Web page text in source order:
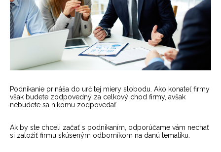
Podnikanie prináša do určitej miery slobodu. Ako konateľ firmy
však budete zodpovedný za celkový chod firmy, avšak
nebudete sa nikomu zodpovedať.
Ak by ste chceli začať s podnikaním, odporúčame vám nechať
si založiť firmu skúseným odborníkom na danú tematiku.